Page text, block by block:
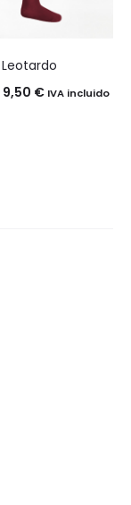
Leotardo
9,50 €Rango
IVA incluido